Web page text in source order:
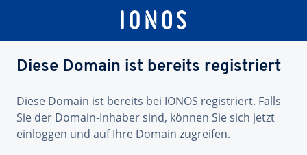
Diese Domain ist bereits registriert
Diese Domain ist bereits bei IONOS registriert. Falls
Sie der Domain-Inhaber sind, können Sie sich jetzt
einloggen und auf Ihre Domain zugreifen.